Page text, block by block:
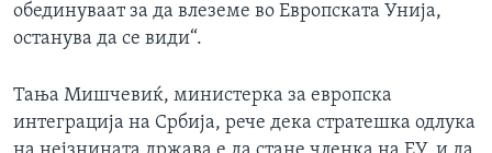
обединуваат за да влеземе во Европската Унија,
останува да се види“.
Тања Мишчевиќ, министерка за европска
интеграција на Србија, рече дека стратешка одлука